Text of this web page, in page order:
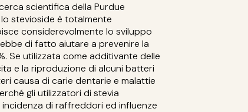
scientifica della Purdue
stevioside è totalmente
considerevolmente lo sviluppo
di fatto aiutare a prevenire la
Se utilizzata come additivante delle
e la riproduzione di alcuni batteri
causa di carie dentarie e malattie
gli utilizzatori di stevia
di raffreddori ed influenze